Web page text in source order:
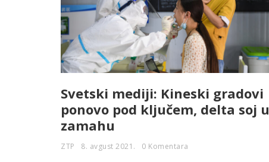
Svetski mediji: Kineski gradovi
ponovo pod ključem, delta soj u
zamahu
ZTP 8. avgust 2021. 0 Komentara